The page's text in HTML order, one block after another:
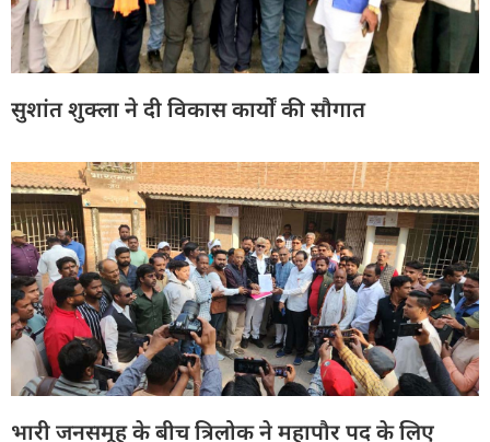
सुशांत शुक्ला ने दी विकास कार्यों की सौगात
भारी जनसमूह के बीच त्रिलोक ने महापौर पद के लिए